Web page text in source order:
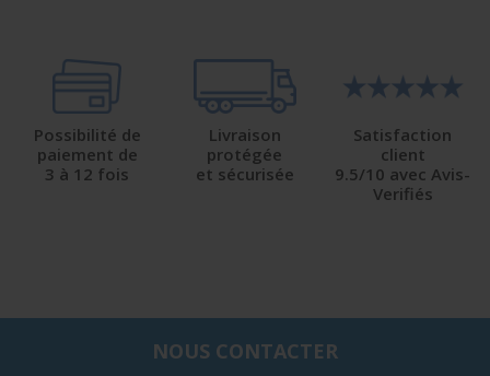
Possibilité de
paiement de
3 à 12 fois
Livraison
protégée
et sécurisée
Satisfaction
client
9.5/10 avec Avis-
Verifiés
NOUS CONTACTER